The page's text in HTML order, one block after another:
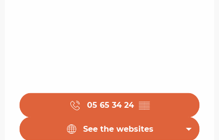
05 65 34 24 ▒▒
See the websites